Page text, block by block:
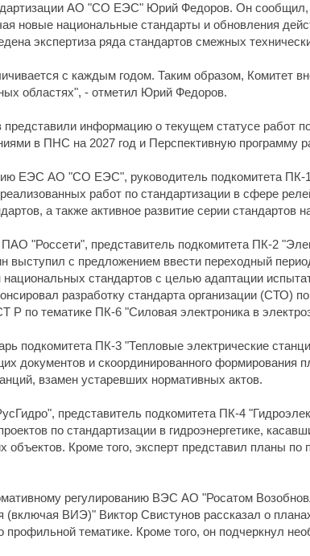
АО "СО ЕЭС" Юрий Федоров. Он сообщил,
новые национальные стандарты и обновления
экспертиза ряда стандартов смежных
с каждым годом. Таким образом, Комитет
областях", - отметил Юрий Федоров.
информацию о текущем статусе работ
в ПНС на 2027 год и Перспективную программу
ЕЭС АО "СО ЕЭС", руководитель подкомитета ПК-
работ по стандартизации в сфере
а также активное развитие серии стандартов
"Россети", представитель подкомитета ПК-2
выступил с предложением ввести переходный
стандартов с целью адаптации
разработку стандарта организации (СТО)
Р по тематике ПК-6 "Силовая электроника в
подкомитета ПК-3 "Тепловые электрические
документов и скоординированного формирования
взамен устаревших нормативных актов.
представитель подкомитета ПК-4
по стандартизации в гидроэнергетике,
объектов. Кроме того, эксперт представил планы
регулированию ВЭС АО "Росатом
ВИЭ)" Виктор Свистунов рассказал о
тематике. Кроме того, он подчеркнул